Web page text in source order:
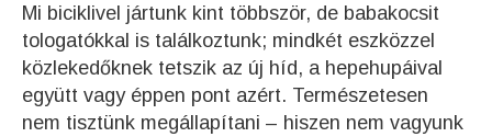
Mi biciklivel jártunk kint többször, de babakocsit
tologatókkal is találkoztunk; mindkét eszközzel
közlekedőknek tetszik az új híd, a hepehupáival
együtt vagy éppen pont azért. Természetesen
nem tisztünk megállapítani – hiszen nem vagyunk